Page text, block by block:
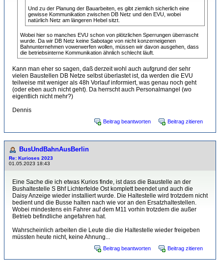
Und zu der Planung der Bauarbeiten, es gibt ziemlich sicherlich eine
gewisse Kommunikation zwischen DB Netz und den EVU, wobei
natürlich Netz am längeren Hebel sitzt.
Wobei hier so manches EVU schon von plötzlichen Sperrungen überrascht
wurde. Da wir DB Netz keine Sabotage von nicht konzerneigenen
Bahnunternehmen vowerwerfen wollen, müssen wir davon ausgehen, dass
die betriebsinterne Kommunikation ähnlich schlecht läuft.
Kann man eher so sagen, daß derzeit wohl auch aufgrund der sehr
vielen Baustellen DB Netze selbst überlastet ist, da werden die EVU
teilweise mit weniger als 48h Vorlauf informiert, was genau noch geht
(oder eben auch nicht geht). Da herrscht auch Personalmangel (wo
eigentlich nicht mehr?)
Dennis
Beitrag beantworten Beitrag zitieren
BusUndBahnAusBerlin
Re: Kurioses 2023
01.05.2023 18:43
Eine Sache die ich etwas Kurios finde, ist dass die Baustelle an der
Bushaltestelle S Bhf Lichterfelde Ost komplett beendet und auch die
Daisy Anzeige wieder installiert wurde. Die Haltestelle wird trotzdem nicht
bedient und die Busse halten nach wie vor an den Ersatzhaltestellen.
Wobei mindestens ein Fahrer auf dem M11 vorhin trotzdem die außer
Betrieb befindliche angefahren hat.
Wahrscheinlich arbeiten die Leute die die Haltestelle wieder freigeben
müssten heute nicht, keine Ahnung...
Beitrag beantworten Beitrag zitieren